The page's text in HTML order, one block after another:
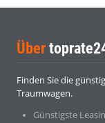
Über
Finden Sie die
Traumwagen.
Günstigste